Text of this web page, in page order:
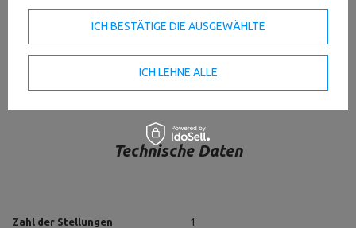
HERUNTERLADEN
Technische Daten
Zahl der Stellungen 1
ICH BESTÄTIGE DIE AUSGEWÄHLTE
ICH LEHNE ALLE